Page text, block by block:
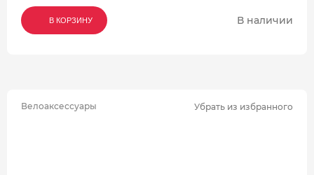
В КОРЗИНУ
В КОРЗИНУ
В КОРЗИНУ В наличии
Велоаксессуары Убрать из избранного